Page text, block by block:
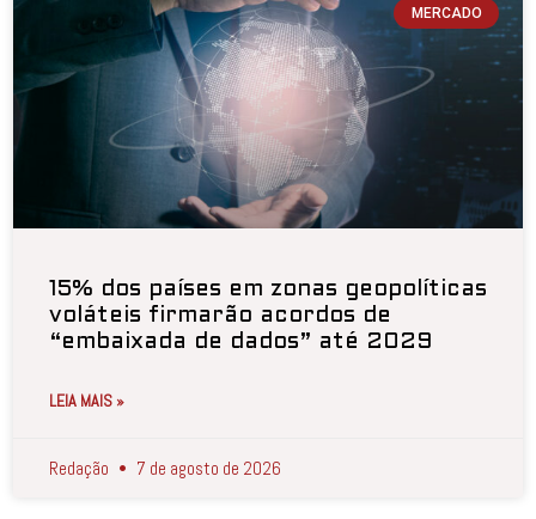
MERCADO
15% dos países em zonas geopolíticas
voláteis firmarão acordos de
“embaixada de dados” até 2029
LEIA MAIS »
Redação 7 de agosto de 2026